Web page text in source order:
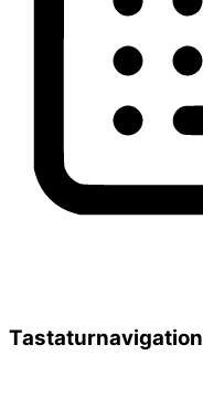
Tastaturnavigation